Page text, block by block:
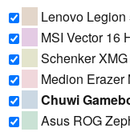
Lenovo
MSI Vector 16
Schenker
Medion Erazer
Chuwi
Asus ROG